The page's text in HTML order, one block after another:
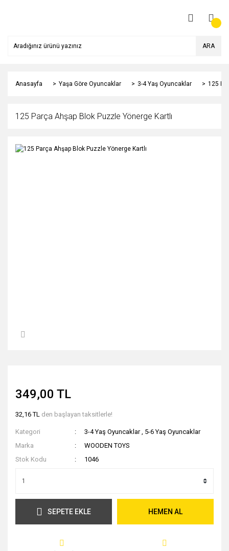
ARA
Anasayfa Yaşa Göre Oyuncaklar 3-4 Yaş Oyuncaklar 125
125 Parça Ahşap Blok Puzzle Yönerge Kartlı
349,00 TL
32,16 TL den başlayan taksitlerle!
Kategori 3-4 Yaş Oyuncaklar , 5-6 Yaş Oyuncaklar
Marka
WOODEN TOYS
Stok Kodu
1046
SEPETE EKLE HEMEN AL